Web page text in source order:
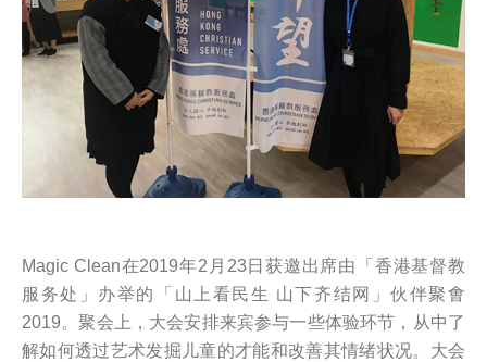
Magic Clean在2019年2月23日获邀出席由「香港基督教
服务处」办举的「山上看民生 山下齐结网」伙伴聚㑹
2019。聚会上，大会安排来宾参与一些体验环节，从中了
解如何透过艺术发掘儿童的才能和改善其情绪状况。大会